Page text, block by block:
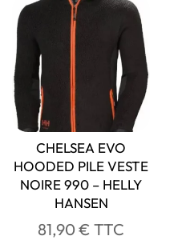
CHELSEA EVO
HOODED PILE VESTE
NOIRE 990 – HELLY
HANSEN
81,90€ TTC